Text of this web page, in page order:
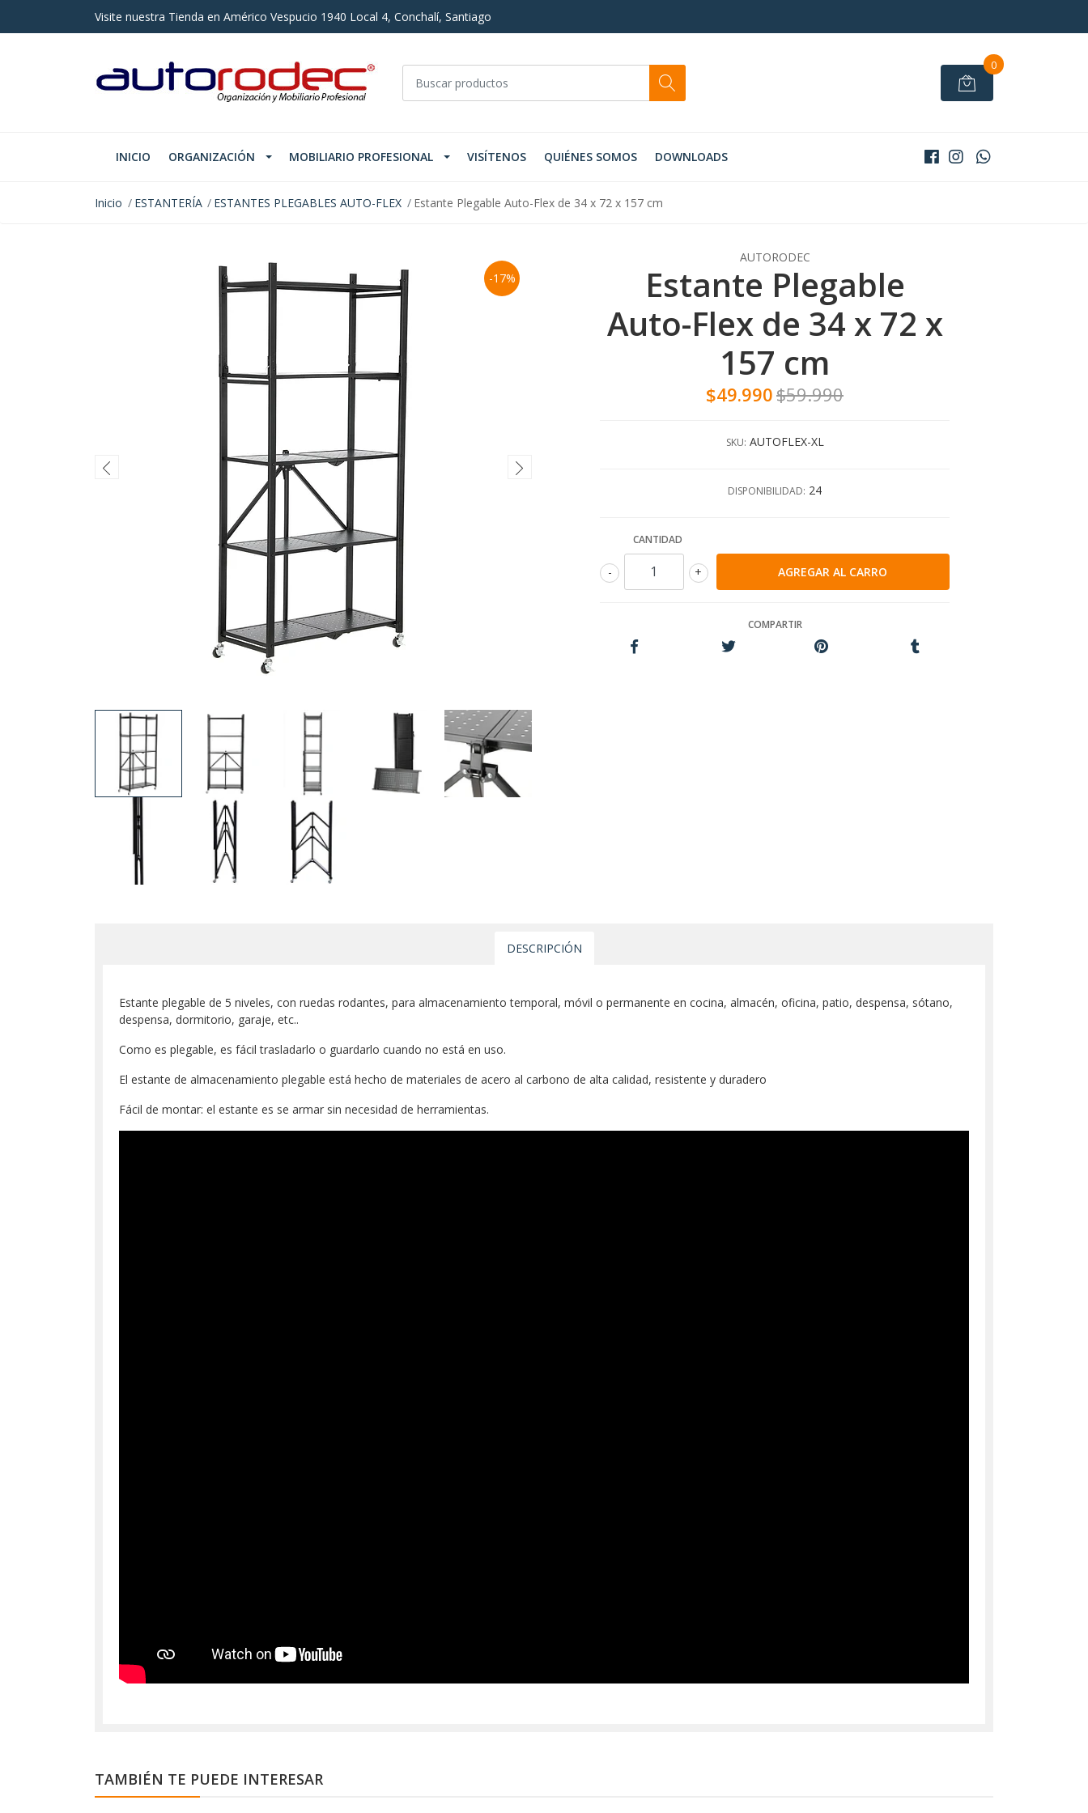
Visite nuestra Tienda en Américo Vespucio 1940 Local 4, Conchalí, Santiago
0
INICIO ORGANIZACIÓN MOBILIARIO PROFESIONAL VISÍTENOS QUIÉNES SOMOS DOWNLOADS
Inicio ESTANTERÍA ESTANTES PLEGABLES AUTO-FLEX Estante Plegable Auto-Flex de 34 x 72 x 157 cm
-17%
AUTORODEC
Estante Plegable
Auto-Flex de 34 x 72 x
157 cm
$49.990$59.990
SKU: AUTOFLEX-XL
DISPONIBILIDAD: 24
CANTIDAD
+
-
COMPARTIR
DESCRIPCIÓN
Estante plegable de 5 niveles, con ruedas rodantes, para almacenamiento temporal, móvil o permanente en cocina, almacén, oficina, patio, despensa, sótano,
despensa, dormitorio, garaje, etc..
Como es plegable, es fácil trasladarlo o guardarlo cuando no está en uso.
El estante de almacenamiento plegable está hecho de materiales de acero al carbono de alta calidad, resistente y duradero
Fácil de montar: el estante es se armar sin necesidad de herramientas.
TAMBIÉN TE PUEDE INTERESAR